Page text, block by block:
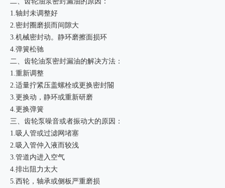
1.轴封未调整好
2.密封圈磨损而间隙大
3.机械密封动。静环磨擦面损环
4.弹簧松驰
二、齿轮油泵密封漏油的解决方法：
1.重新调整
2.适量拧紧压盖螺栓或更换密封閽
3.更换动，静环或重新研磨
4.更换弹簧
三、齿轮泵噪音或者振动大的原因：
1.吸人管或过滤网堵塞
2.吸入管仲入液而较浅
3.管道内进入空气
4.排出阻力太大
5.西轮，轴承或侧板严重磨损